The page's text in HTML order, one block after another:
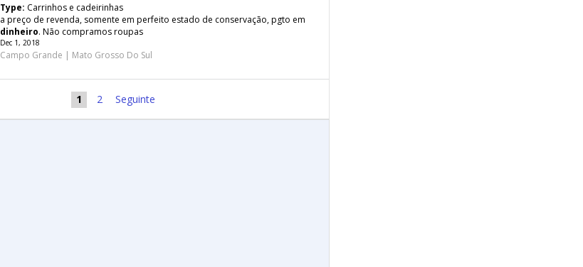
Type: Carrinhos e cadeirinhas
a preço de revenda, somente em perfeito estado de conservação, pgto em
dinheiro. Não compramos roupas
Dec 1, 2018
Campo Grande | Mato Grosso Do Sul
1 2 Seguinte